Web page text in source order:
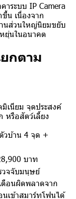
าระบบ IP Camera
น เนื่องจาก
นส่วนใหญ่นิยมขยับ
ยุ่นในอนาคต
กตาม
เนียม จุดประสงค์
หรือสัตว์เลี้ยง
วบ้าน 4 จุด +
บาท
วจจับมนุษย์
ตือนผิดพลาดจาก
นเข้าสมาร์ทโฟนได้